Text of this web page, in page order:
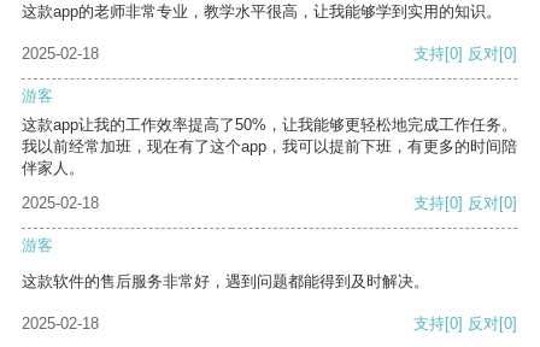
这款app的老师非常专业，教学水平很高，让我能够学到实用的知识。
2025-02-18 支持[0] 反对[0]
游客
这款app让我的工作效率提高了50%，让我能够更轻松地完成工作任务。
我以前经常加班，现在有了这个app，我可以提前下班，有更多的时间陪
伴家人。
2025-02-18
支持[0] 反对[0]
游客
这款软件的售后服务非常好，遇到问题都能得到及时解决。
2025-02-18 支持[0] 反对[0]